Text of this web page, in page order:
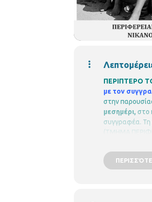
ΠΕΡΙΠΤΕΡΟ
με τον
στην
μεσημέρι, στο
συγγραφέα. Τη
(ΤΜΗΜΑ
https://